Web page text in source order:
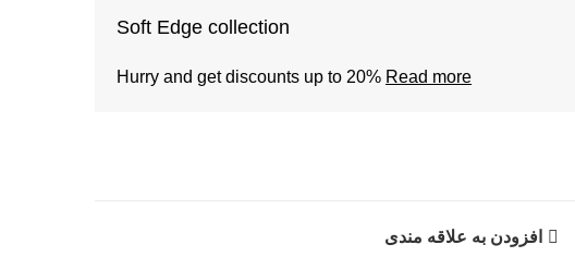
Soft Edge collection
Hurry and get discounts up to 20% Read more
افزودن به علاقه مندی